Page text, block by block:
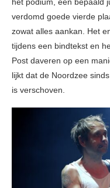
het podium, een bepaald
verdomd goede vierde
zowat alles aankan. Het
tijdens een bindtekst en
Post daveren op een
lijkt dat de Noordzee
is verschoven.